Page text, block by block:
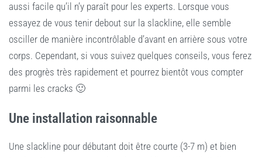
aussi facile qu’il n’y paraît pour les experts. Lorsque vous
essayez de vous tenir debout sur la slackline, elle semble
osciller de manière incontrôlable d’avant en arrière sous votre
corps. Cependant, si vous suivez quelques conseils, vous ferez
des progrès très rapidement et pourrez bientôt vous compter
parmi les cracks 🙂
Une installation raisonnable
Une slackline pour débutant doit être courte (3-7 m) et bien